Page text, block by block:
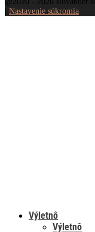
Nastavenie súkromia
Výletnô
Výletnô